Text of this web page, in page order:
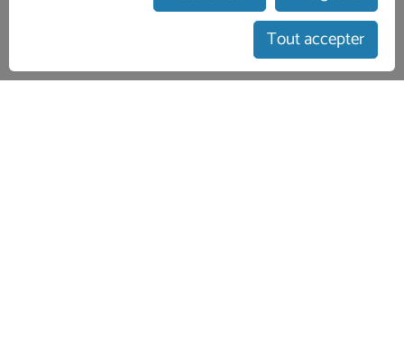
afficher le calendrier
Tout accepter